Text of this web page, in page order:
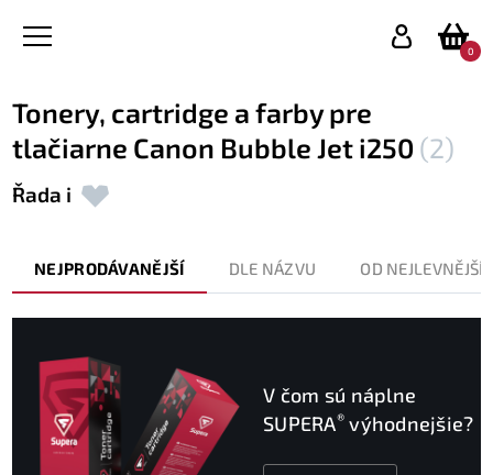
0
Tonery, cartridge a farby pre
tlačiarne Canon Bubble Jet i250 (2)
Řada i
NEJPRODÁVANĚJŠÍ DLE NÁZVU OD
V čom sú náplne
SUPERA® výhodnejšie?